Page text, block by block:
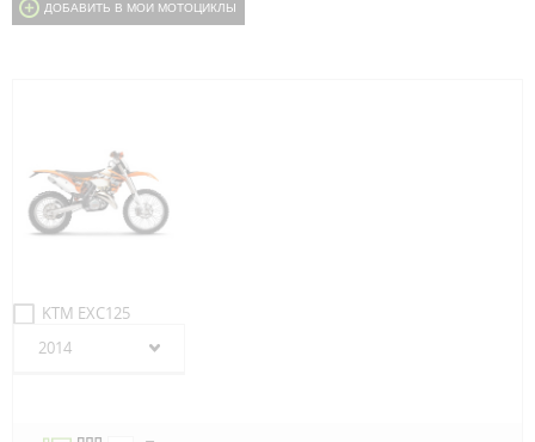
ДОБАВИТЬ В МОИ МОТОЦИКЛЫ
KTM EXC125
2014